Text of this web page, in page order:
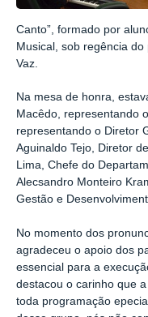
Canto”, formado por
Musical, sob regência
Vaz.
Na mesa de honra,
Macêdo, representando
representando o Diretor
Aguinaldo Tejo, Diretor
Lima, Chefe do
Alecsandro Monteiro
Gestão e
No momento dos
agradeceu o apoio dos
essencial para a
destacou o carinho que
toda programação